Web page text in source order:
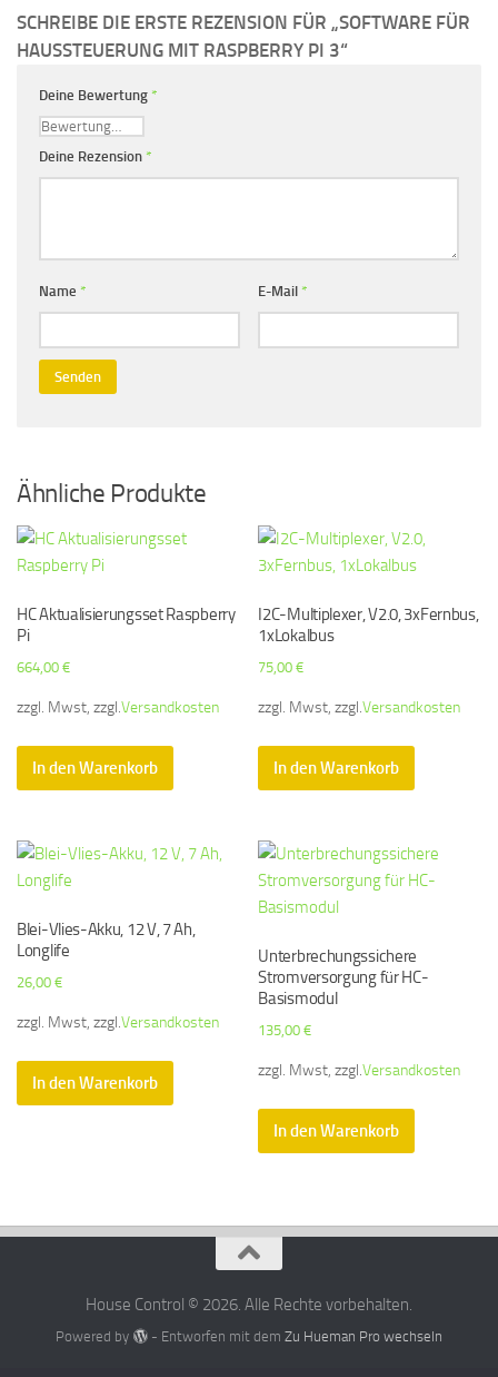
SCHREIBE DIE ERSTE REZENSION FÜR „SOFTWARE FÜR
HAUSSTEUERUNG MIT RASPBERRY PI 3“
Deine Bewertung *
Deine Rezension *
Name * E-Mail *
Ähnliche Produkte
HC Aktualisierungsset Raspberry
Pi
664,00 €
zzgl. Mwst, zzgl. Versandkosten
In den Warenkorb
I2C-Multiplexer, V2.0, 3xFernbus,
1xLokalbus
75,00€
zzgl. Mwst, zzgl.Versandkosten
In den Warenkorb
Blei-Vlies-Akku, 12 V, 7 Ah,
Longlife
26,00 €
zzgl. Mwst, zzgl.Versandkosten
In den Warenkorb
Unterbrechungssichere
Stromversorgung für HC-
Basismodul
135,00€
zzgl. Mwst, zzgl.Versandkosten
In den Warenkorb
House Control © 2026. Alle Rechte vorbehalten.
Powered by - Entworfen mit dem Zu Hueman Pro wechseln